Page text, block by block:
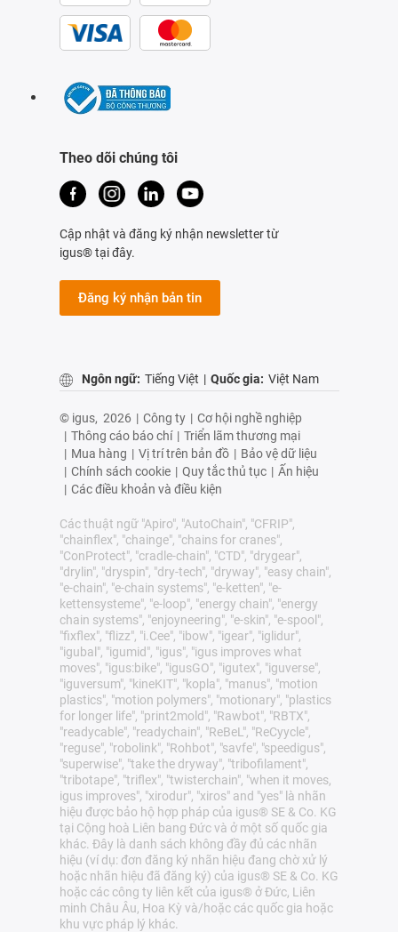
Theo dõi chúng tôi
Cập nhật và đăng ký nhận newsletter từ
igus® tại đây.
Đăng ký nhận bản tin
Ngôn ngữ: Tiếng Việt | Quốc gia: Việt Nam
© igus, 2026 | Công ty | Cơ hội nghề nghiệp
| Thông cáo báo chí | Triển lãm thương mại
| Mua hàng | Vị trí trên bản đồ | Bảo vệ dữ liệu
| Chính sách cookie | Quy tắc thủ tục | Ấn hiệu
| Các điều khoản và điều kiện
Các thuật ngữ "Apiro", "AutoChain", "CFRIP",
"chainflex", "chainge", "chains for cranes",
"ConProtect", "cradle-chain", "CTD", "drygear",
"drylin", "dryspin", "dry-tech", "dryway", "easy chain",
"e-chain", "e-chain systems", "e-ketten", "e-
kettensysteme", "e-loop", "energy chain", "energy
chain systems", "enjoyneering", "e-skin", "e-spool",
"fixflex", "flizz", "i.Cee", "ibow", "igear", "iglidur",
"igubal", "igumid", "igus", "igus improves what
moves", "igus:bike", "igusGO", "igutex", "iguverse",
"iguversum", "kineKIT", "kopla", "manus", "motion
plastics", "motion polymers", "motionary", "plastics
for longer life", "print2mold", "Rawbot", "RBTX",
"readycable", "readychain", "ReBeL", "ReCyycle",
"reguse", "robolink", "Rohbot", "savfe", "speedigus",
"superwise", "take the dryway", "tribofilament",
"tribotape", "triflex", "twisterchain", "when it moves,
igus improves", "xirodur", "xiros" and "yes" là nhãn
hiệu được bảo hộ hợp pháp của igus® SE & Co. KG
tại Cộng hoà Liên bang Đức và ở một số quốc gia
khác. Đây là danh sách không đầy đủ các nhãn
hiệu (ví dụ: đơn đăng ký nhãn hiệu đang chờ xử lý
hoặc nhãn hiệu đã đăng ký) của igus® SE & Co. KG
hoặc các công ty liên kết của igus® ở Đức, Liên
minh Châu Âu, Hoa Kỳ và/hoặc các quốc gia hoặc
khu vực pháp lý khác.